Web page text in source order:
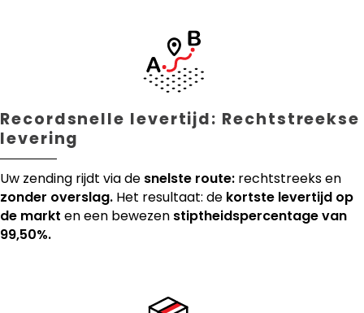
Recordsnelle levertijd: Rechtstreekse
levering
Uw zending rijdt via de snelste route: rechtstreeks en
zonder overslag. Het resultaat: de kortste levertijd op
de markt en een bewezen stiptheidspercentage van
99,50%.